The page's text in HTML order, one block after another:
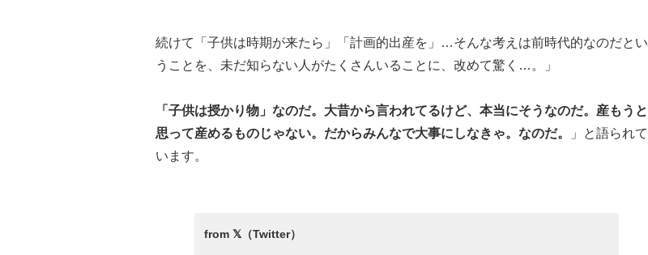
続けて「子供は時期が来たら」「計画的出産を」…そんな考えは前時代的なのだとい
うことを、未だ知らない人がたくさんいることに、改めて驚く…。」
「子供は授かり物」なのだ。大昔から言われてるけど、本当にそうなのだ。産もうと
思って産めるものじゃない。だからみんなで大事にしなきゃ。なのだ。
」と語られて
います。